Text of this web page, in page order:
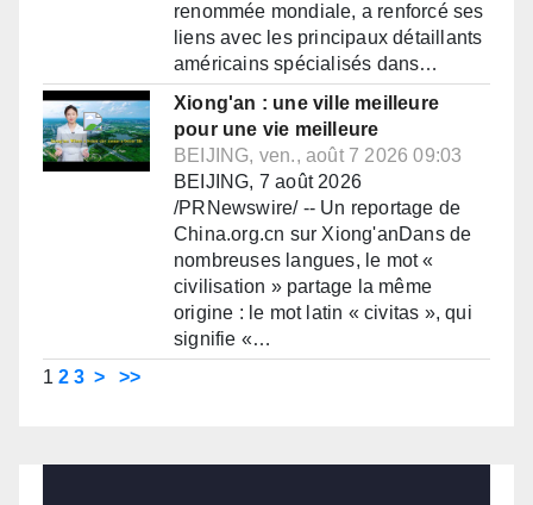
renommée mondiale, a renforcé ses
liens avec les principaux détaillants
américains spécialisés dans…
Xiong'an : une ville meilleure
pour une vie meilleure
BEIJING, ven., août 7 2026 09:03
BEIJING, 7 août 2026
/PRNewswire/ -- Un reportage de
China.org.cn sur Xiong'anDans de
nombreuses langues, le mot «
civilisation » partage la même
origine : le mot latin « civitas », qui
signifie «…
1 2 3 > >>